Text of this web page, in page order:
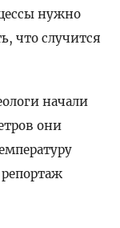
нужно
что случится
начали
они